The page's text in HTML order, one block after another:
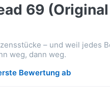
69 (Original
– und weil jedes
weg, dann weg.
Bewertung ab